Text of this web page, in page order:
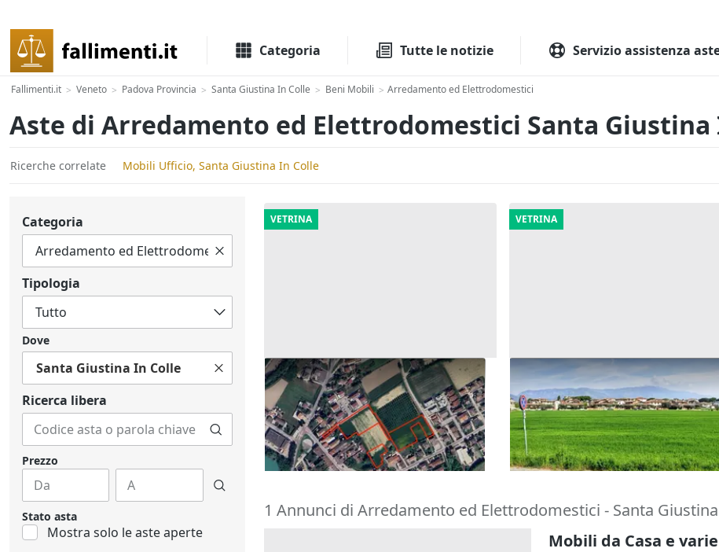
Categoria Tutte le notizie Servizio assistenza
Fallimenti.it > Veneto > Padova Provincia > Santa Giustina In Colle > Beni Mobili > Arredamento ed Elettrodomestici
Aste di Arredamento ed Elettrodomestici Santa Giustina
Ricerche correlate Mobili Ufficio, Santa Giustina In Colle
Categoria
Tipologia
Dove
Santa Giustina In Colle
Ricerca libera
Prezzo
Stato asta
Mostra solo le aste aperte
VETRINA
Asta Appezzamenti di terreno di
12.973 mq
Vigodarzere (Padova)
79.488 €
15/09/2026
VETRINA
Asta Quota 6/56 di terreno uso
sport e per verde
Bassano del Grappa (Vicenza)
12.595 €
15/09/2026
1 Annunci di Arredamento ed Elettrodomestici - Santa
Mobili da Casa e